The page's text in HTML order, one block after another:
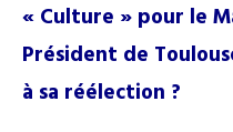
« Culture » pour le
Président de
à sa réélection ?